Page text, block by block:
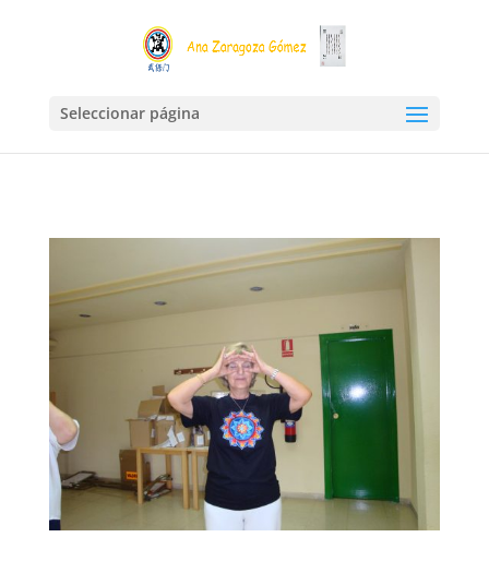
Seleccionar página